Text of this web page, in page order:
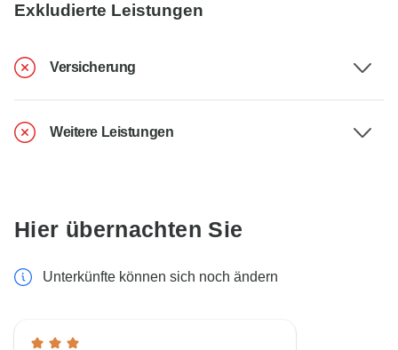
Exkludierte Leistungen
Versicherung
Weitere Leistungen
Hier übernachten Sie
Unterkünfte können sich noch ändern